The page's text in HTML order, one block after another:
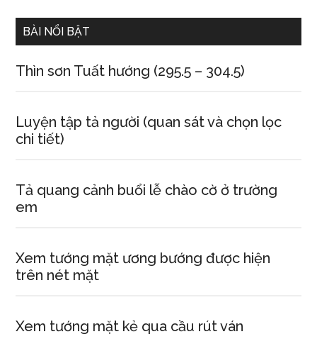
BÀI NỔI BẬT
Thìn sơn Tuất hướng (295.5 – 304.5)
Luyện tập tả người (quan sát và chọn lọc
chi tiết)
Tả quang cảnh buổi lễ chào cờ ở trường
em
Xem tướng mặt ương bướng được hiện
trên nét mặt
Xem tướng mặt kẻ qua cầu rút ván